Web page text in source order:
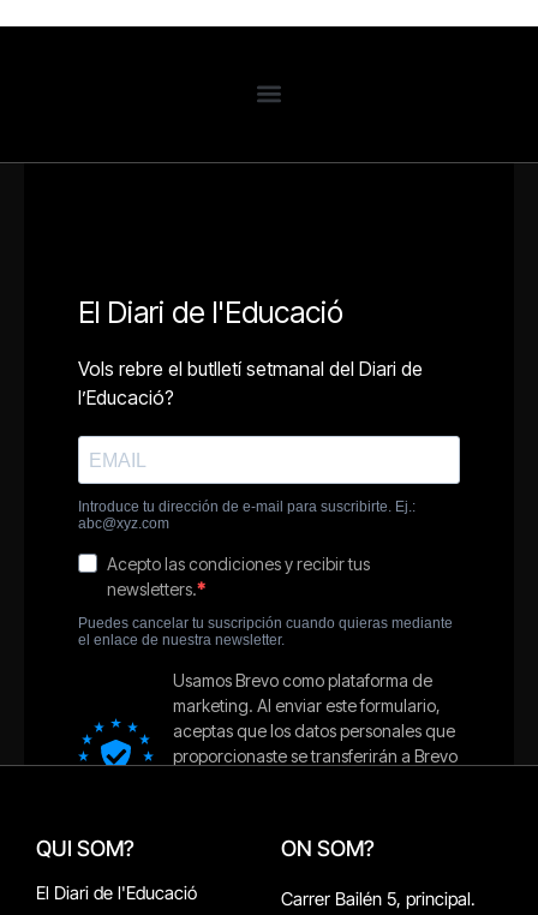
QUI SOM?
El Diari de l'Educació
ON SOM?
Carrer Bailén 5, principal.